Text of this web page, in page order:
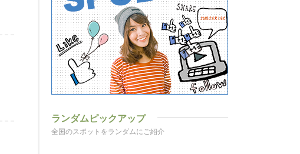
ランダムピックアップ
全国のスポットをランダムにご紹介